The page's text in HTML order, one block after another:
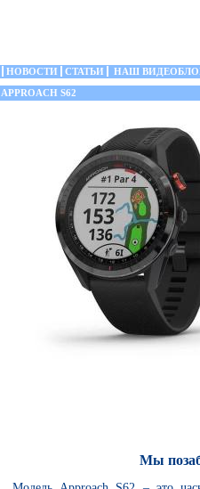
НОВОСТИ СТАТЬИ
НАШ
APPROACH S62
Мы